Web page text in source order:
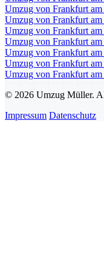
Umzug von Frankfurt
Umzug von Frankfurt
Umzug von Frankfurt am
Umzug von Frankfurt
Umzug von Frankfurt
Umzug von Frankfurt
Umzug von Frankfurt
© 2026 Umzug Müller.
Impressum Datenschutz